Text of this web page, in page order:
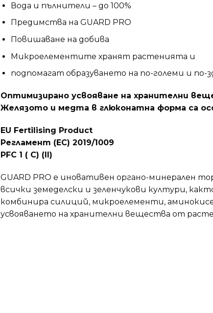
Вода и пълнители – до 100%
Предимства на GUARD PRO
Повишаване на добива
Микроелементите хранят растенията и
подпомагат образуването на по-големи и по-
Оптимизирано усвояване на хранителни
Желязото и медта в глюконатна форма са
EU Fertilising Product
Регламент (ЕС) 2019/1009
PFC 1 ( C) (II)
GUARD PRO е иновативен органо-минерален
всички земеделски и зеленчукови култури,
комбинира силиций, микроелементи,
усвояването на хранителни вещества от